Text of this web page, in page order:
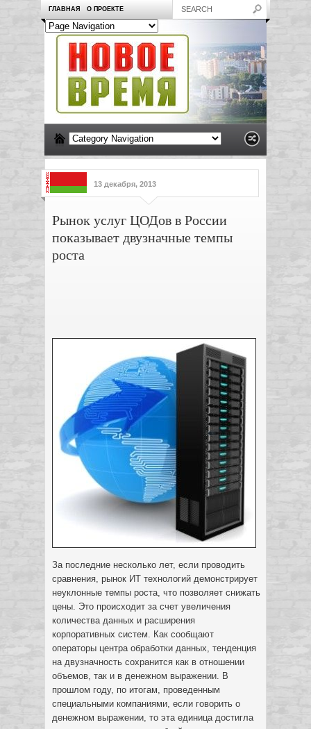
ГЛАВНАЯ О ПРОЕКТЕ
13 декабря, 2013
Рынок услуг ЦОДов в России
показывает двузначные темпы
роста
За последние несколько лет, если проводить
сравнения, рынок ИТ технологий демонстрирует
неуклонные темпы роста, что позволяет снижать
цены. Это происходит за счет увеличения
количества данных и расширения
корпоративных систем. Как сообщают
операторы центра обработки данных, тенденция
на двузначность сохранится как в отношении
объемов, так и в денежном выражении. В
прошлом году, по итогам, проведенным
специальными компаниями, если говорить о
денежном выражении, то эта единица достигла